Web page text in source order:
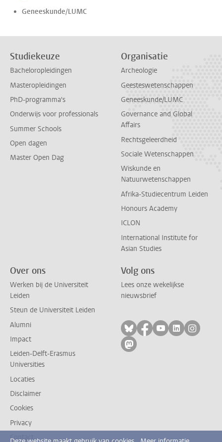
Geneeskunde/LUMC
Studiekeuze
Bacheloropleidingen
Masteropleidingen
PhD-programma's
Onderwijs voor professionals
Summer Schools
Open dagen
Master Open Dag
Organisatie
Archeologie
Geesteswetenschappen
Geneeskunde/LUMC
Governance and Global
Affairs
Rechtsgeleerdheid
Sociale Wetenschappen
Wiskunde en
Natuurwetenschappen
Afrika-Studiecentrum Leiden
Honours Academy
ICLON
International Institute for
Asian Studies
Over ons
Werken bij de Universiteit
Leiden
Steun de Universiteit Leiden
Alumni
Impact
Leiden-Delft-Erasmus
Universities
Locaties
Disclaimer
Cookies
Privacy
Contact
Volg ons
Lees onze wekelijkse
nieuwsbrief
Volg ons op bluesky
Volg ons op
Volg ons op
Volg ons
Volg
Volg ons op mastodon